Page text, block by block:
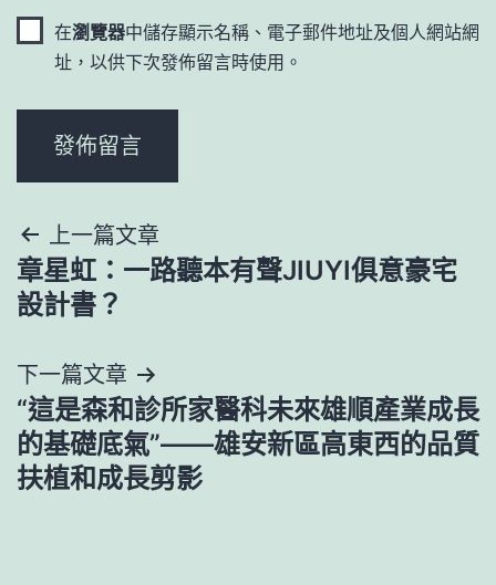
在瀏覽器中儲存顯示名稱、電子郵件地址及個人網站網
址，以供下次發佈留言時使用。
文
章
覽
上一篇文章
章星虹：一路聽本有聲JIUYI俱意豪宅
設計書？
下一篇文章
“這是森和診所家醫科未來雄順產業成長
的基礎底氣”——雄安新區高東西的品質
扶植和成長剪影